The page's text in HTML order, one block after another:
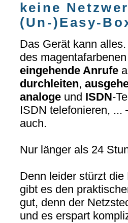
keine
(Un-)Easy-
Das Gerät kann
des
eingehende Anrufe
durchleiten,
analogeund ISDN-
ISDN telefonieren,
auch.
Nur länger als 24
Denn leider stürzt
gibt es den
gut, denn der
und es erspart